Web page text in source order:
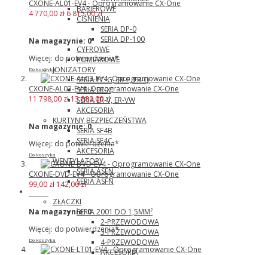
BARIEROWE
CIŚNIENIA
SERIA DP-0
SERIA DP-100
CYFROWE
POMIAROWE
JONIZATORY
SERIA EC-G, ER-F, ER-Q
SERIA ER-X
SERIA ER-V, ER-VW
AKCESORIA
KURTYNY BEZPIECZEŃSTWA
SERIA SF4B
SERIA SF4C
AKCESORIA
WENTYLATORY
SERIA ASEN
SERIA ASFN
Wago
ZŁĄCZKI
SERIA 2001 DO 1,5MM²
2-PRZEWODOWA
3-PRZEWODOWA
4-PRZEWODOWA
AKCESORIA
CXONE-AL01-EV4 - Oprogramowanie CX-One
4 770,00 zł 6 815,00 zł
Na magazynie: 0
Więcej: do potwierdzenia*
Do koszyka
CXONE-AL03-EV4 -Oprogramowanie CX-One
11 798,00 zł 13 880,00 zł
Na magazynie:0
Więcej: do potwierdzenia*
Do koszyka
CXONE-DVD-EV4 - Oprogramowanie CX-One
99,00 zł 142,00 zł
Na magazynie:0
Więcej: do potwierdzenia*
Do koszyka